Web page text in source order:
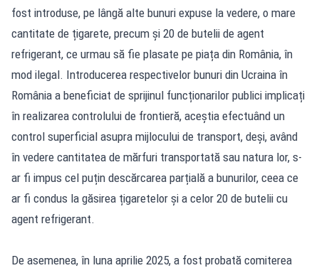
fost introduse, pe lângă alte bunuri expuse la vedere, o mare
cantitate de țigarete, precum și 20 de butelii de agent
refrigerant, ce urmau să fie plasate pe piața din România, în
mod ilegal. Introducerea respectivelor bunuri din Ucraina în
România a beneficiat de sprijinul funcționarilor publici implicați
în realizarea controlului de frontieră, aceștia efectuând un
control superficial asupra mijlocului de transport, deși, având
în vedere cantitatea de mărfuri transportată sau natura lor, s-
ar fi impus cel puțin descărcarea parțială a bunurilor, ceea ce
ar fi condus la găsirea țigaretelor și a celor 20 de butelii cu
agent refrigerant.
De asemenea, în luna aprilie 2025, a fost probată comiterea